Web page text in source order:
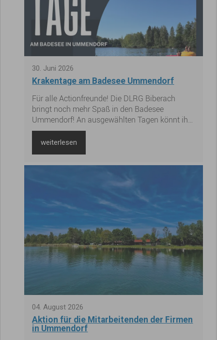
30. Juni 2026
Krakentage am Badesee Ummendorf
Für alle Actionfreunde! Die DLRG Biberach
bringt noch mehr Spaß in den Badesee
Ummendorf! An ausgewählten Tagen könnt ihr
auf der supercoolen Luft-Schwimminsel, dem
Kraken, klettern und ins kühle Nass eintauchen.
weiterlesen
04.August 2026
Aktion für die Mitarbeitenden der Firmen
in Ummendorf